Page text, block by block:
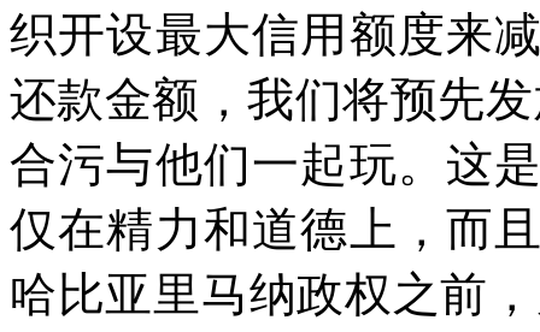
织开设最大信用额度来
还款金额，我们将预先
合污与他们一起玩。这
仅在精力和道德上，而
哈比亚里马纳政权之前